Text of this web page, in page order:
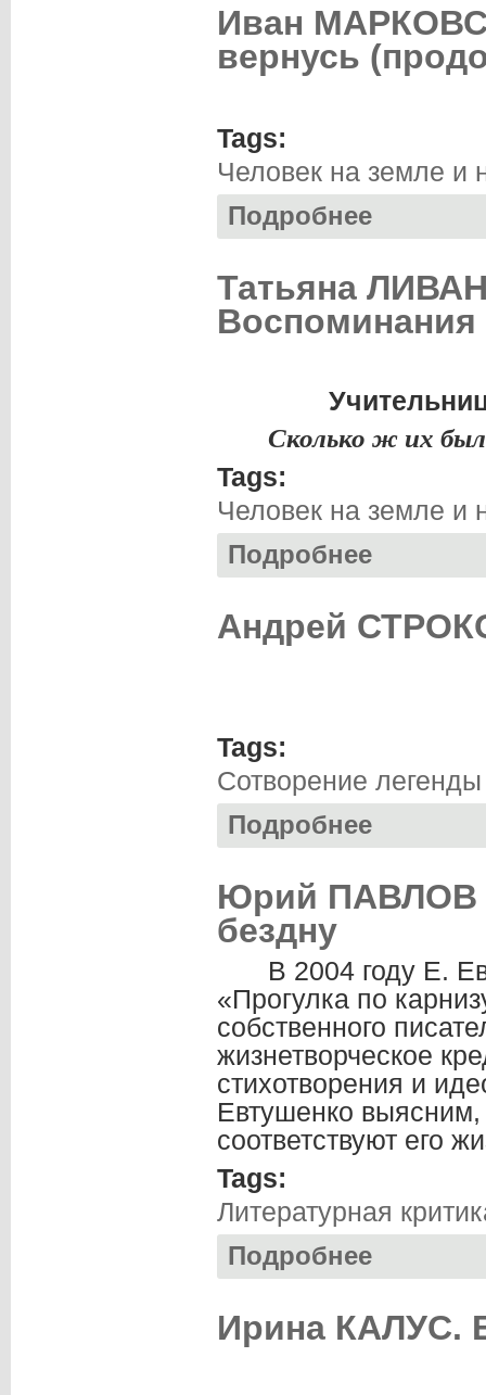
Иван
вернусь
Tags:
Человек на земле и
Подробнее
Татьяна
Сколько ж их
Tags:
Человек на земле и
Подробнее
Андрей
Tags:
Сотворение легенды
Подробнее
Юрий ПАВЛОВ
бездну
В 2004 году Е.
«Прогулка по
собственного
жизнетворческое
стихотворения и
Евтушенко выясним,
соответствуют его
Tags:
Литературная
Подробнее
Ирина КАЛУС.